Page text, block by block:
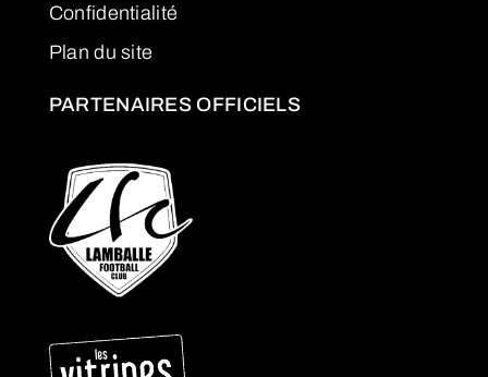
Confidentialité
Plan du site
PARTENAIRES OFFICIELS